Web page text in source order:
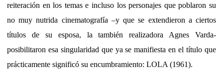
reiteración en los temas e incluso los personajes que poblaron su
no muy nutrida cinematografía –y que se extendieron a ciertos
títulos de su esposa, la también realizadora Agnes Varda-
posibilitaron esa singularidad que ya se manifiesta en el título que
prácticamente significó su encumbramiento: LOLA (1961).